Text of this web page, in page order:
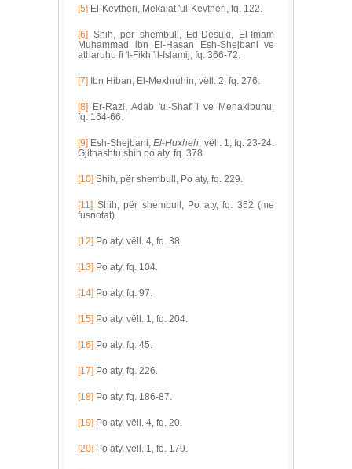
[5] El-Kevtheri, Mekalat 'ul-Kevtheri, fq. 122.
[6] Shih, për shembull, Ed-Desuki, El-Imam
Muhammad ibn El-Hasan Esh-Shejbani ve
atharuhu fi 'l-Fikh 'il-Islamij, fq. 366-72.
[7] Ibn Hiban, El-Mexhruhin, vëll. 2, fq. 276.
[8] Er-Razi, Adab 'ul-Shafiʿi ve Menakibuhu,
fq. 164-66.
[9] Esh-Shejbani,El-Huxheh, vëll. 1, fq. 23-24.
Gjithashtu shih po aty, fq. 378
[10] Shih, për shembull, Po aty, fq. 229.
[11] Shih, për shembull, Po aty, fq. 352 (me
fusnotat).
[12] Po aty, vëll. 4, fq. 38.
[13] Po aty, fq. 104.
[14] Po aty, fq. 97.
[15] Po aty, vëll. 1, fq. 204.
[16] Po aty, fq. 45.
[17] Po aty, fq. 226.
[18] Po aty, fq. 186-87.
[19] Po aty, vëll. 4, fq. 20.
[20] Po aty, vëll. 1, fq. 179.